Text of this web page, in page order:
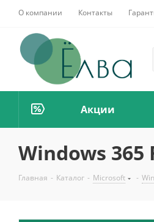
О компании Контакты
Акции
Windows
Главная - Каталог - Microsoft -